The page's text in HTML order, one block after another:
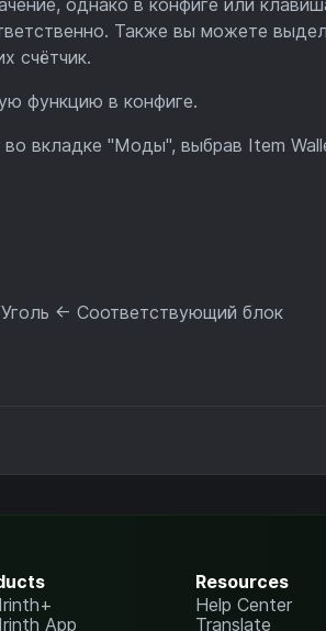
однако в конфиге или
Также вы можете
счётчик.
функцию в конфиге.
вкладке "Моды", выбрав Item
<- Соответствующий блок
App
Resources
Help Center
Translate